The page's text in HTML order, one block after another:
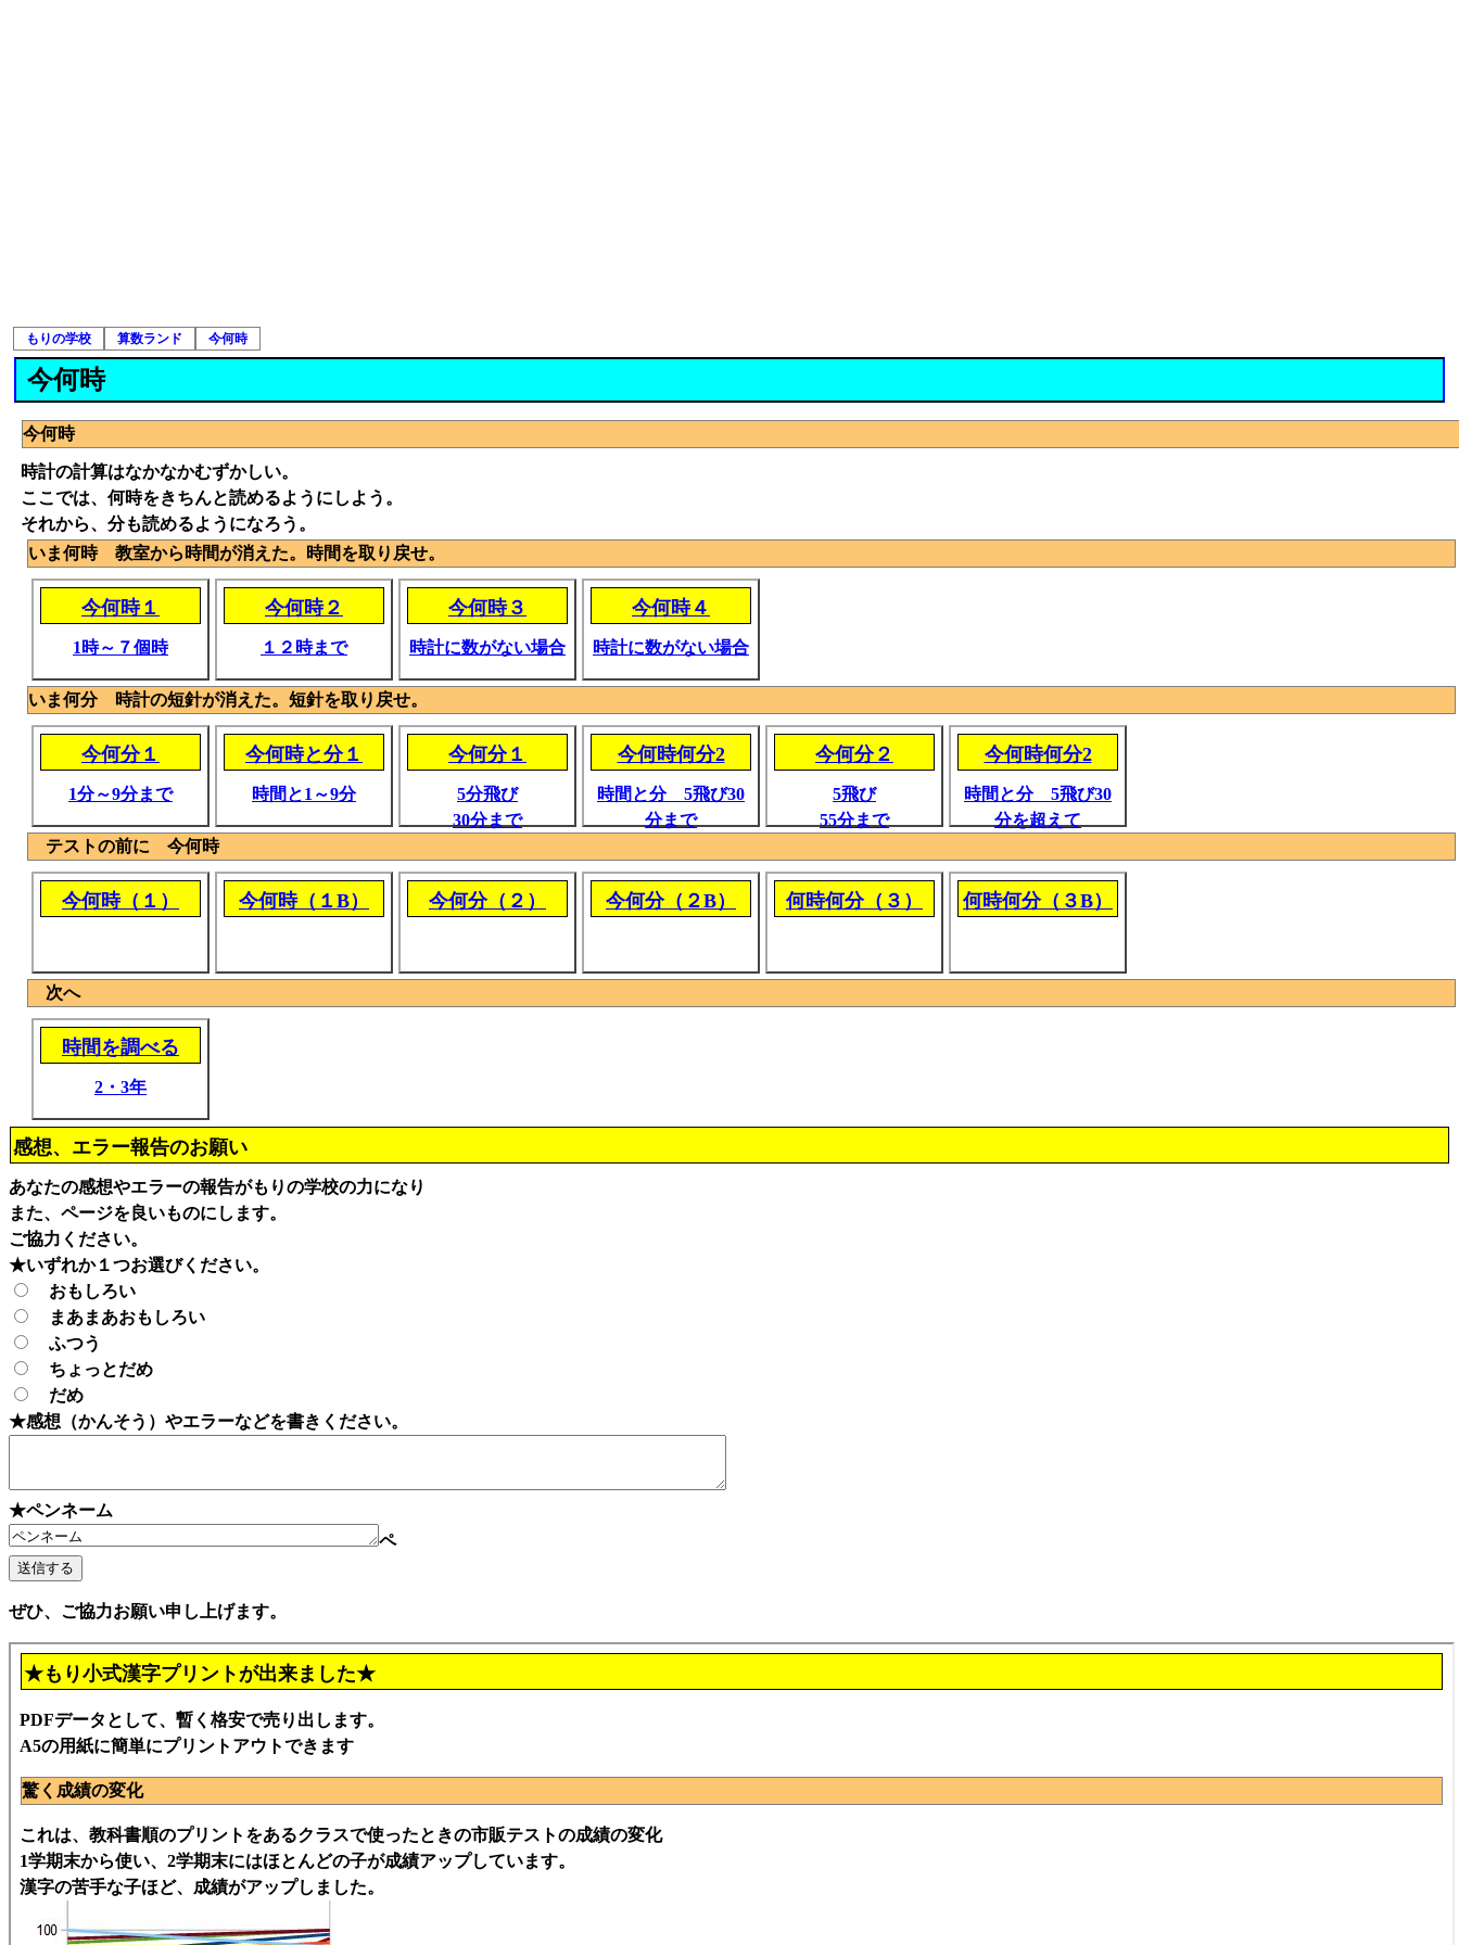
もりの学校 算数ランド 今何時
今何時
今何時
時計の計算はなかなかむずかしい。
ここでは、何時をきちんと読めるようにしよう。
それから、分も読めるようになろう。
いま何時 教室から時間が消えた。時間を取り戻せ。
今何時１
1時～７個時
今何時２
１２時まで
今何時３
時計に数がない場合
今何時４
時計に数がない場合
いま何分 時計の短針が消えた。短針を取り戻せ。
今何分１
1分～9分まで
今何時と分１
時間と1～9分
今何分１
5分飛び
30分まで
今何時何分2
時間と分 5飛び30
分まで
今何分２
5飛び
55分まで
今何時何分2
時間と分 5飛び30
分を超えて
テストの前に 今何時
今何時（１） 今何時（１B） 今何分（２） 今何分（２B） 何時何分（３） 何時何分（３B）
次へ
時間を調べる
2・3年
感想、エラー報告のお願い
あなたの感想やエラーの報告がもりの学校の力になり
また、ページを良いものにします。
ご協力ください。
★いずれか１つお選びください。
おもしろい
まあまあおもしろい
ふつう
ちょっとだめ
だめ
★感想（かんそう）やエラーなどを書きください。
★ペンネーム
ペ
ぜひ、ご協力お願い申し上げます。